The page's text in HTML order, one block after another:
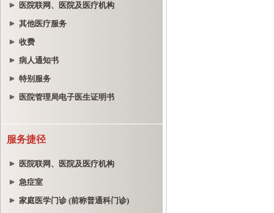
医院联网、医院及医疗机构
其他医疗服务
收费
病人通知书
特别服务
医院管理局电子医生证明书
服务捷径
医院联网、医院及医疗机构
急症室
家庭医学门诊 (前称普通科门诊)